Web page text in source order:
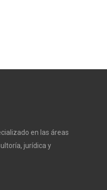
en las áreas
jurídica y